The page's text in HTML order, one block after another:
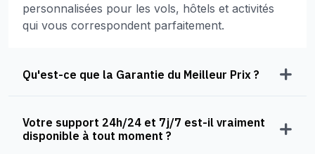
personnalisées pour les vols, hôtels et activités
qui vous correspondent parfaitement.
Qu'est-ce que la Garantie du Meilleur Prix ?
Votre support 24h/24 et 7j/7 est-il vraiment
disponible à tout moment ?